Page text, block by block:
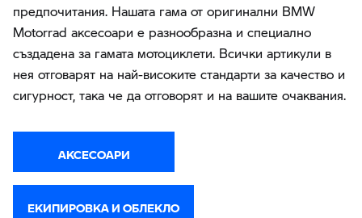
предпочитания. Нашата гама от оригинални BMW
Motorrad аксесоари е разнообразна и специално
създадена за гамата мотоциклети. Всички артикули в
нея отговарят на най-високите стандарти за качество и
сигурност, така че да отговорят и на вашите очаквания.
АКСЕСОАРИ
ЕКИПИРОВКА И ОБЛЕКЛО